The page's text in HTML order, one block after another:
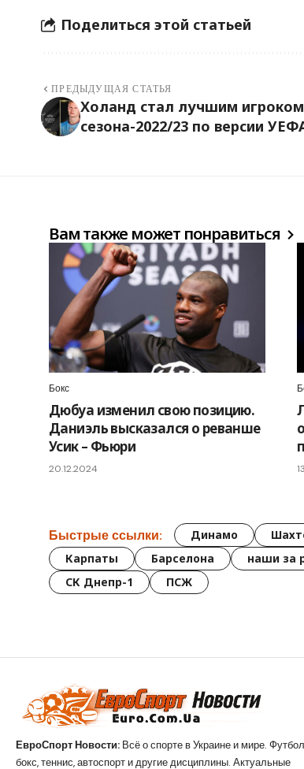
Поделиться этой статьей
ПРЕДЫДУЩАЯ СТАТЬЯ
Холанд стал лучшим игроком
сезона-2022/23 по версии
Вам также может понравиться
Бокс
Дюбуа изменил свою позицию.
Даниэль высказался о реванше
Усик – Фьюри
20.12.2024
Быстрые ссылки: Динамо
Карпаты
Барселона наши за
СК Днепр-1
ПСЖ
ЕвроСпорт Новости: Всё о спорте в Украине и мире.
бокс, теннис, автоспорт и другие дисциплины. Актуальные